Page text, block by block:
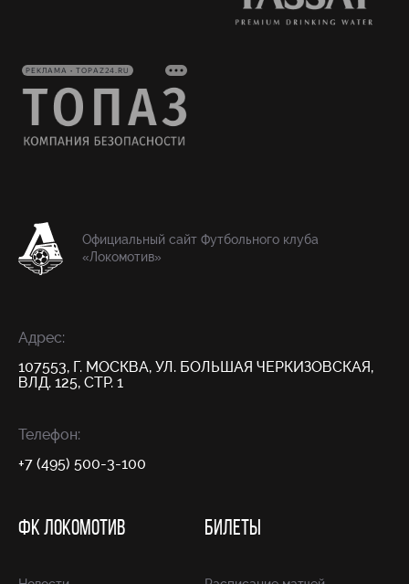
РЕКЛАМА • TOPAZ24.RU
Официальный сайт Футбольного клуба
«Локомотив»
Адрес:
107553, Г. МОСКВА, УЛ. БОЛЬШАЯ ЧЕРКИЗОВСКАЯ,
ВЛД. 125, СТР. 1
Телефон:
+7 (495) 500-3-100
ФК ЛОКОМОТИВ БИЛЕТЫ